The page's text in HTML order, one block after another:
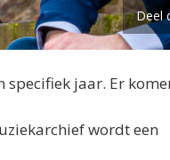
Deel
jaar. Er
wordt een